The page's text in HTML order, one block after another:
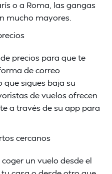
o a Roma, las gangas
mucho mayores.
precios para que te
de correo
que sigues baja su
de vuelos ofrecen
a través de su app para
cercanos
un vuelo desde el